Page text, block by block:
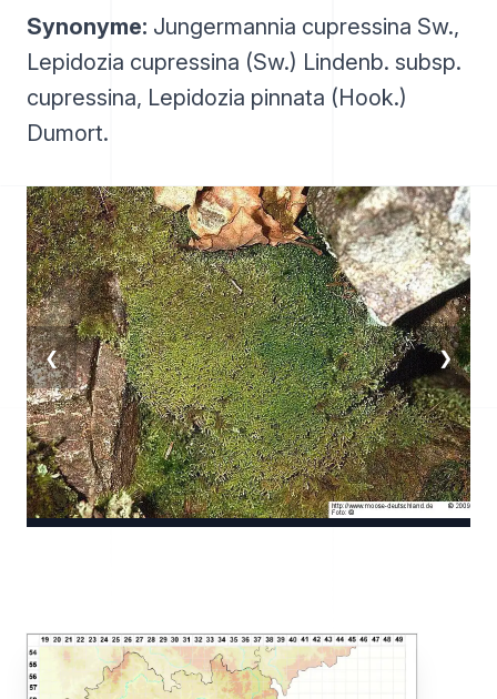
Synonyme: Jungermannia cupressina Sw.,
Lepidozia cupressina (Sw.) Lindenb. subsp.
cupressina, Lepidozia pinnata (Hook.)
Dumort.
❮ ❯